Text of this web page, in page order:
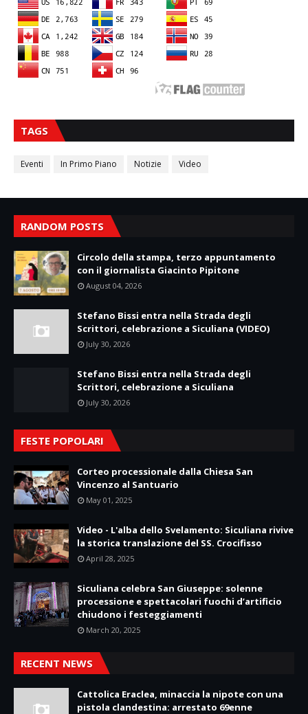
TAGS
Eventi In Primo Piano Notizie Video
RANDOM POSTS
Circolo della stampa, terzo appuntamento
con il giornalista Giacinto Pipitone
August 04, 2026
Stefano Bissi entra nella Strada degli
Scrittori, celebrazione a Siculiana (VIDEO)
July 30, 2026
Stefano Bissi entra nella Strada degli
Scrittori, celebrazione a Siculiana
July 30, 2026
FESTE POPOLARI
Corteo processionale dalla Chiesa San
Vincenzo al Santuario
May 01, 2025
Video - L'alba dello Svelamento: Siculiana rivive
la storica translazione del SS. Crocifisso
April 28, 2025
Siculiana celebra San Giuseppe: solenne
processione e spettacolari fuochi d’artificio
chiudono i festeggiamenti
March 20, 2025
RECENT NEWS
Cattolica Eraclea, minaccia la nipote con una
pistola clandestina: arrestato 69enne